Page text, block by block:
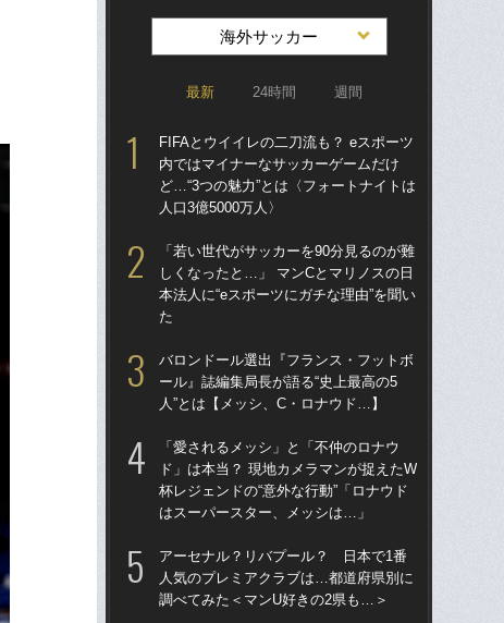
海外サッカー
最新 24時間 週間
FIFAとウイイレの二刀流も？ eスポーツ
内ではマイナーなサッカーゲームだけ
ど…“3つの魅力”とは〈フォートナイトは
人口3億5000万人〉
「若い世代がサッカーを90分見るのが難
しくなったと…」 マンCとマリノスの日
本法人に“eスポーツにガチな理由”を聞い
た
バロンドール選出『フランス・フットボ
ール』誌編集局長が語る“史上最高の5
人”とは【メッシ、C・ロナウド…】
「愛されるメッシ」と「不仲のロナウ
ド」は本当？ 現地カメラマンが捉えたW
杯レジェンドの“意外な行動”「ロナウド
はスーパースター、メッシは…」
アーセナル？リバプール？ 日本で1番
人気のプレミアクラブは…都道府県別に
調べてみた＜マンU好きの2県も…＞